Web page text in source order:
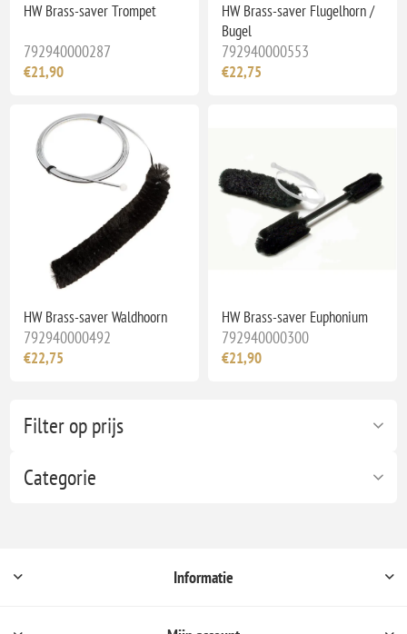
Filter op prijs
Categorie
HW Brass-saver Trompet
792940000287
€21,90
HW Brass-saver Flugelhorn /
Bugel
792940000553
€22,75
HW Brass-saver Waldhoorn
792940000492
€22,75
HW Brass-saver Euphonium
792940000300
€21,90
Informatie